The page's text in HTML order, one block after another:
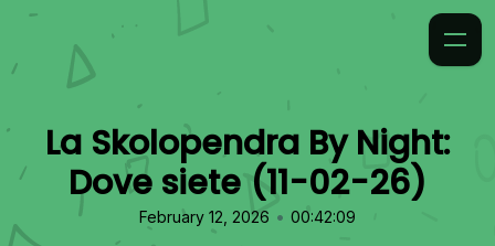
La Skolopendra By Night:
Dove siete (11-02-26)
February 12, 2026 • 00:42:09